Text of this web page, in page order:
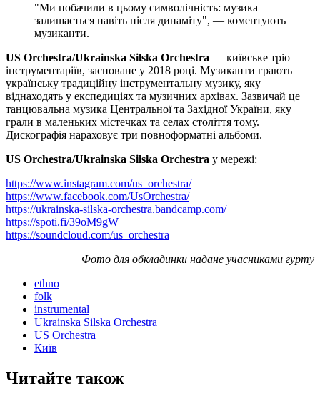
"Ми побачили в цьому символічність: музика
залишається навіть після динаміту", — коментують
музиканти.
US Orchestra/Ukrainska Silska Orchestra — київське тріо
інструментаріїв, засноване у 2018 році. Музиканти грають
українську традиційну інструментальну музику, яку
віднаходять у експедиціях та музичних архівах. Зазвичай це
танцювальна музика Центральної та Західної України, яку
грали в маленьких містечках та селах століття тому.
Дискографія нараховує три повноформатні альбоми.
US Orchestra/Ukrainska Silska Orchestra у мережі:
https://www.instagram.com/us_orchestra/
https://www.facebook.com/UsOrchestra/
https://ukrainska-silska-orchestra.bandcamp.com/
https://spoti.fi/39oM9gW
https://soundcloud.com/us_orchestra
Фото для обкладинки надане учасниками гурту
ethno
folk
instrumental
Ukrainska Silska Orchestra
US Orchestra
Київ
Читайте також